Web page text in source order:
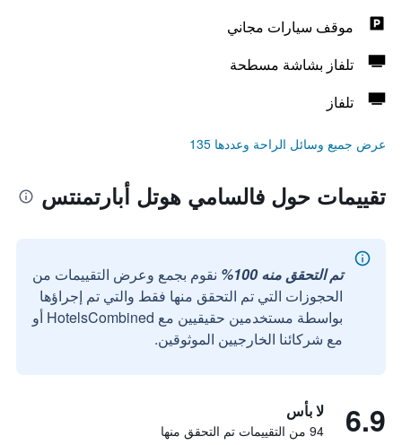
موقف سيارات مجاني
تلفاز بشاشة مسطحة
تلفاز
عرض جميع وسائل الراحة وعددها 135
تقييمات حول فالسامي هوتل أبارتمنتس
تم التحقق منه 100%
نقوم بجمع وعرض التقييمات من
الحجوزات التي تم التحقق منها فقط والتي تم إجراؤها
بواسطة مستخدمين حقيقيين مع HotelsCombined أو
مع شركائنا الخارجيين الموثوقين.
6.9 لا بأس
94 من التقييمات تم التحقق منها